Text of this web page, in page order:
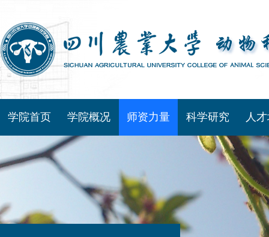
学院首页 学院概况 师资力量 科学研究 人